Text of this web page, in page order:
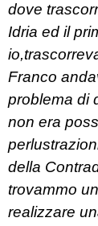
dove
Idria ed il
Franco
problema di
non era
della
trovammo
realizzare